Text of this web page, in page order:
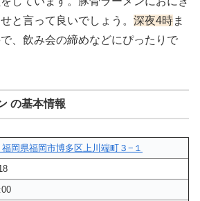
と言って良いでしょう。 深夜4時ま
、飲み会の締めなどにぴったりで
の基本情報
岡県福岡市博多区上川端町３−１